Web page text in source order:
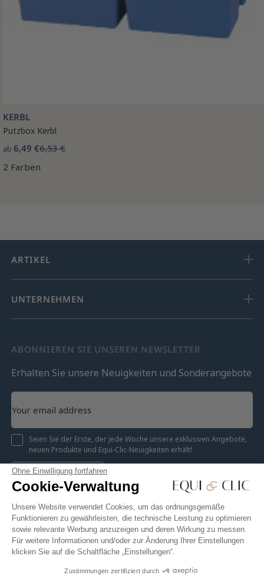
Ohne Einwilligung fortfahren
Cookie-Verwaltung
Unsere Website verwendet Cookies, um das ordnungsgemäße
Funktionieren zu gewährleisten, die technische Leistung zu optimieren
sowie relevante Werbung anzuzeigen und deren Wirkung zu messen.
Für weitere Informationen und/oder zur Änderung Ihrer Einstellungen
klicken Sie auf die Schaltfläche „Einstellungen“.
Zustimmungen zertifiziert durch
KERBL
Putzbox Kerbl
ab 6,49 €6,53 €
2 Farben
ARTIKEL
UNTERNEHMEN
ABONNIEREN SIE UNSEREN NEWSLETTER
Erhalten Sie unsere Neuigkeiten und Sonderangebote
Seien Sie der Erste, der jede Woche unsere exklusiven Angebote,
neuen Produkte und Equi-Clic-Neuigkeiten erhält!
Registrieren
Facebook Twitter
YouTube
Pinterest
Instagram